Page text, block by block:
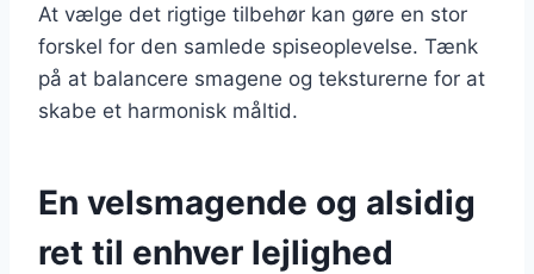
At vælge det rigtige tilbehør kan gøre en stor
forskel for den samlede spiseoplevelse. Tænk
på at balancere smagene og teksturerne for at
skabe et harmonisk måltid.
En velsmagende og alsidig
ret til enhver lejlighed